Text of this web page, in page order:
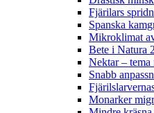
Fjärilars
Spanska
Mikroklimat
Bete i Natura
Nektar – tema
Snabb
Monarker